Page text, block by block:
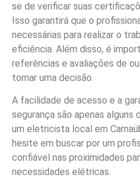
se de verificar suas
Isso garantirá que o
necessárias para realizar o
eficiência. Além disso, é
referências e avaliações de
tomar uma decisão.
A facilidade de acesso e a
segurança são apenas
um eletricista local em
hesite em buscar por um
confiável nas proximidades
necessidades elétricas.